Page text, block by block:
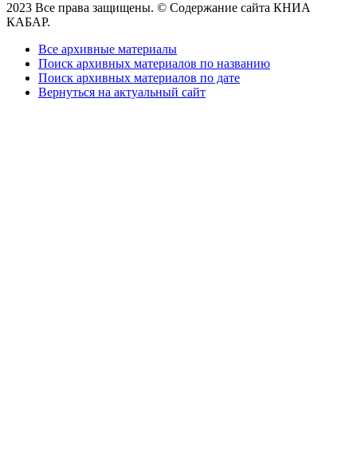
2023 Все права защищены. © Содержание сайта КНИА
КАБАР.
Все архивные материалы
Поиск архивных материалов по названию
Поиск архивных материалов по дате
Вернуться на актуальный сайт